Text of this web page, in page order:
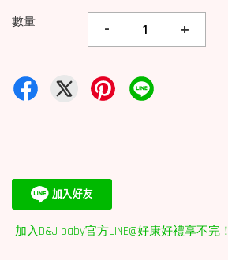
數量 - +
加入D&J baby官方LINE@好康好禮享不完！